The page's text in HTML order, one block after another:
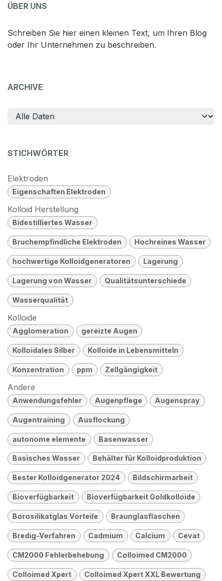
ÜBER UNS
Schreiben Sie hier einen kleinen Text, um Ihren Blog
oder Ihr Unternehmen zu beschreiben.
ARCHIVE
STICHWÖRTER
Elektroden
Eigenschaften Elektroden
Kolloid Herstellung
Bidestilliertes Wasser
Bruchempfindliche Elektroden Hochreines Wasser
hochwertige Kolloidgeneratoren Lagerung
Lagerung von Wasser Qualitätsunterschiede
Wasserqualität
Kolloide
Agglomeration gereizte Augen
Kolloidales Silber Kolloide in Lebensmitteln
Konzentration ppm Zellgängigkeit
Andere
Anwendungsfehler Augenpflege Augenspray
Augentraining Ausflockung
autonome elemente Basenwasser
Basisches Wasser Behälter für Kolloidproduktion
Bester Kolloidgenerator 2024 Bildschirmarbeit
Bioverfügbarkeit Bioverfügbarkeit Goldkolloide
Borosilikatglas Vorteile Braunglasflaschen
Bredig-Verfahren Cadmium Calcium Cevat
CM2000 Fehlerbehebung Colloimed CM2000
Colloimed Xpert Colloimed Xpert XXL Bewertung